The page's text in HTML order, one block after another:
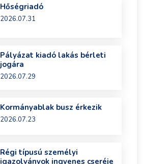
Hőségriadó
2026.07.31
Pályázat kiadó lakás bérleti
jogára
2026.07.29
Kormányablak busz érkezik
2026.07.23
Régi típusú személyi
igazolványok ingyenes cseréje